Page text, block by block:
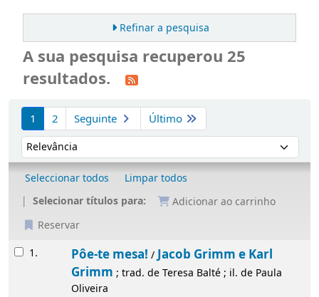
Refinar a pesquisa
A sua pesquisa recuperou 25
resultados.
Ordenar
1 2 Seguinte Último
Ordenar por:
Seleccionar todos
Limpar todos
Selecionar títulos para:
Adicionar ao carrinho
Reservar
Resultados
1. Pôe-te mesa! /Jacob Grimm e Karl
Grimm ; trad. de Teresa Balté ; il. de Paula
Oliveira